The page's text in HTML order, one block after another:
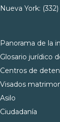
Nueva York:
Panorama de la
Glosario jurídico
Centros de
Visados
Asilo
Ciudadanía